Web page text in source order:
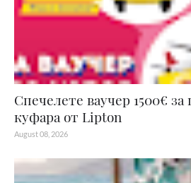
Спечелете ваучер 1500€
куфара от Lipton
August 08, 2026